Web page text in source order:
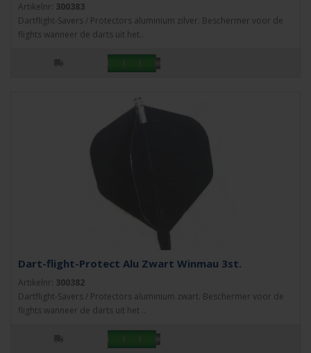
Artikelnr: 300383
Dartflight-Savers / Protectors aluminium zilver. Beschermer voor de
flights wanneer de darts uit het..
Dart-flight-Protect Alu Zwart Winmau 3st.
Artikelnr: 300382
Dartflight-Savers / Protectors aluminium zwart. Beschermer voor de
flights wanneer de darts uit het ..